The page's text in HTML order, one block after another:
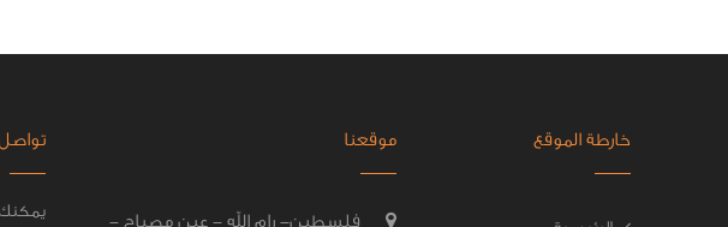
خارطة الموقع موقعنا
فلسطين- رام الله - عين مصباح - يمكنك